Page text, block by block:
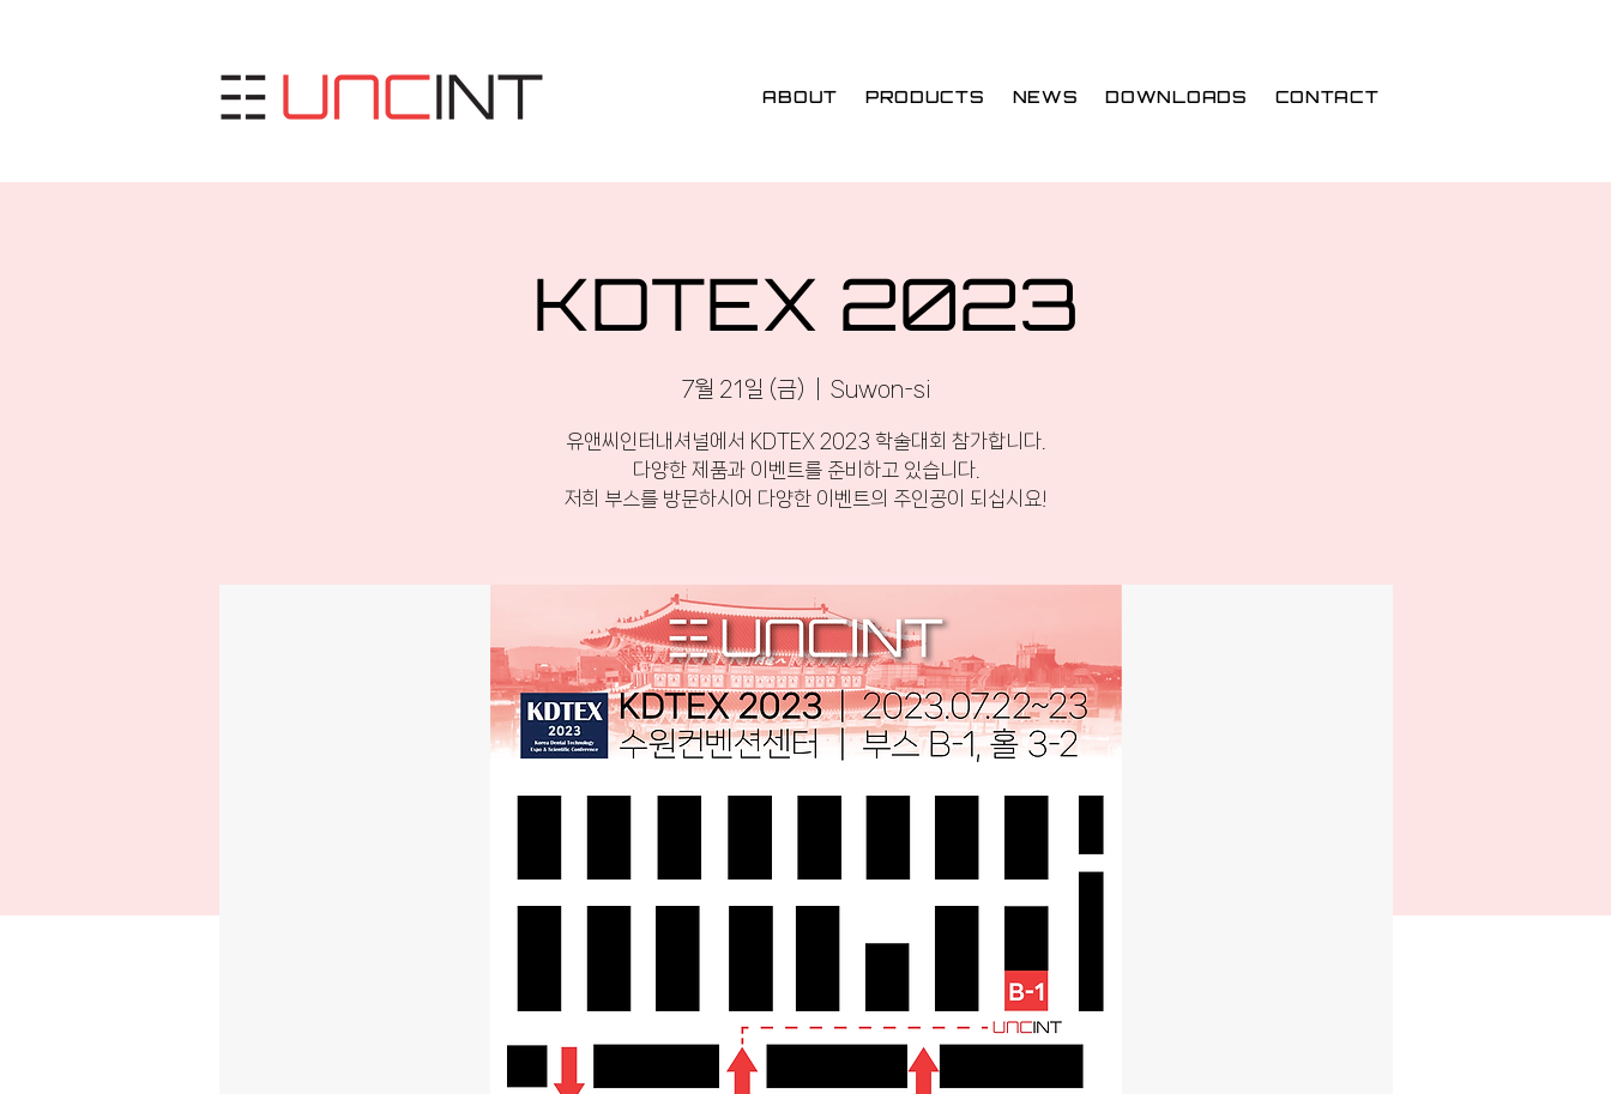
ABOUT PRODUCTS NEWS DOWNLOADS CONTACT
KDTEX 2023
7월 21일 (금) Suwon-si
유앤씨인터내셔널에서 KDTEX 2023 학술대회 참가합니다.
다양한 제품과 이벤트를 준비하고 있습니다.
저희 부스를 방문하시어 다양한 이벤트의 주인공이 되십시요!